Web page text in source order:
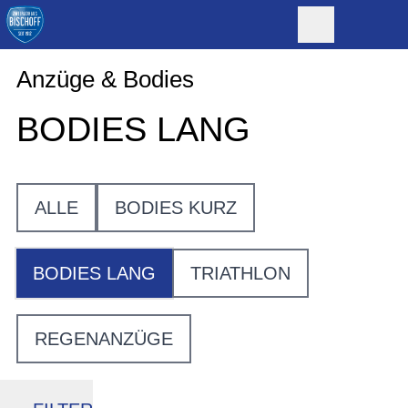
Anzüge & Bodies
BODIES LANG
ALLE BODIES KURZ
BODIES LANG TRIATHLON
REGENANZÜGE